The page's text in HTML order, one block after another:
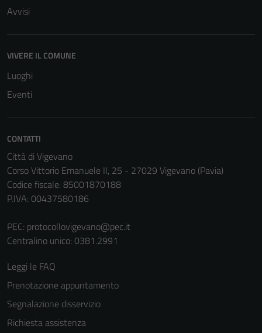
Avvisi
VIVERE IL COMUNE
Luoghi
Eventi
CONTATTI
Città di Vigevano
Corso Vittorio Emanuele II, 25 - 27029 Vigevano (Pavia)
Codice fiscale: 85001870188
P.IVA: 00437580186
PEC: protocollovigevano@pec.it
Centralino unico: 0381.2991
Leggi le FAQ
Prenotazione appuntamento
Segnalazione disservizio
Richiesta assistenza